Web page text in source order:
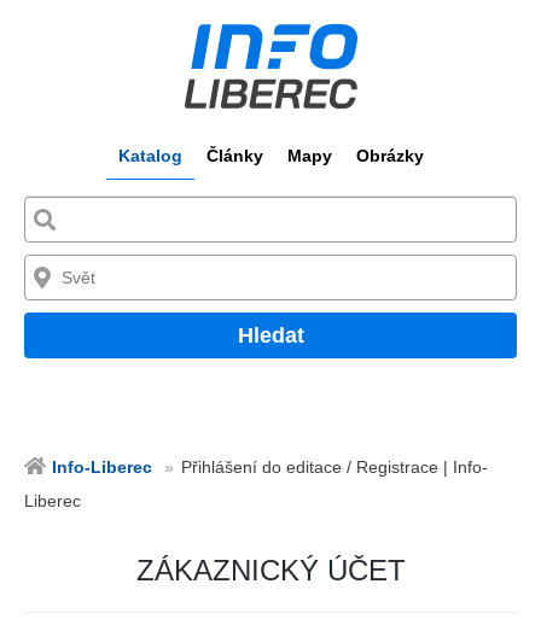
Katalog Články Mapy Obrázky
Hledat
Info-Liberec
Přihlášení do editace / Registrace | Info-
Liberec
ZÁKAZNICKÝ ÚČET